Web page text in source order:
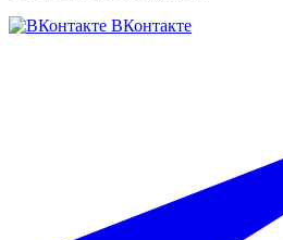
ВКонтакте